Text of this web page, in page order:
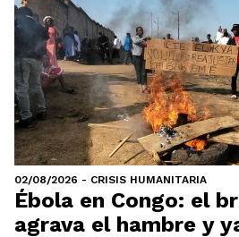
02/08/2026 - CRISIS HUMANITARIA
Ébola en Congo: el
agrava el hambre y